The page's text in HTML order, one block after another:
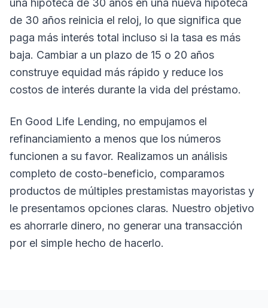
una hipoteca de 30 años en una nueva hipoteca
de 30 años reinicia el reloj, lo que significa que
paga más interés total incluso si la tasa es más
baja. Cambiar a un plazo de 15 o 20 años
construye equidad más rápido y reduce los
costos de interés durante la vida del préstamo.
En Good Life Lending, no empujamos el
refinanciamiento a menos que los números
funcionen a su favor. Realizamos un análisis
completo de costo-beneficio, comparamos
productos de múltiples prestamistas mayoristas y
le presentamos opciones claras. Nuestro objetivo
es ahorrarle dinero, no generar una transacción
por el simple hecho de hacerlo.